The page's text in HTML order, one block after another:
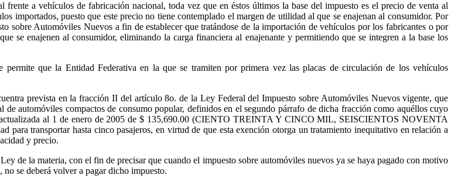
a vehículos de fabricación nacional, toda vez que en éstos últimos la base del impuesto es el precio de venta al
importados, puesto que este precio no tiene contemplado el margen de utilidad al que se enajenan al consumidor. Por
sobre Automóviles Nuevos a fin de establecer que tratándose de la importación de vehículos por los fabricantes o por
se enajenen al consumidor, eliminando la carga financiera al enajenante y permitiendo que se integren a la base los
permite que la Entidad Federativa en la que se tramiten por primera vez las placas de circulación de los vehículos
prevista en la fracción II del artículo 8o. de la Ley Federal del Impuesto sobre Automóviles Nuevos vigente, que
de automóviles compactos de consumo popular, definidos en el segundo párrafo de dicha fracción como aquéllos cuyo
actualizada al 1 de enero de 2005 de $ 135,690.00 (CIENTO TREINTA Y CINCO MIL, SEISCIENTOS NOVENTA
transportar hasta cinco pasajeros, en virtud de que esta exención otorga un tratamiento inequitativo en relación a
y precio.
de la materia, con el fin de precisar que cuando el impuesto sobre automóviles nuevos ya se haya pagado con motivo
se deberá volver a pagar dicho impuesto.